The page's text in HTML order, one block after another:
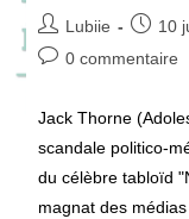
Auteur/autrice
de
Lubiie
publiée :
10
Commentaires
0 commentaire
Jack Thorne
scandale politico-
du célèbre tabloïd
magnat des